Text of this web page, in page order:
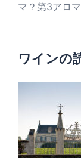
マ？第3アロ
ワインの